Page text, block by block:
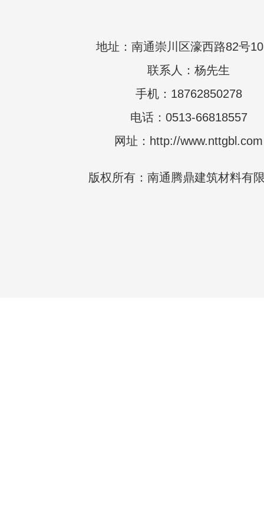
地址：南通崇川区濠西路82号
联系人：杨先生
手机：18762850278
电话：0513-66818557
网址：http://www.nttgbl.com
版权所有：南通腾鼎建筑材料有